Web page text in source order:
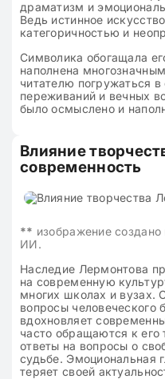
драматизм и
Ведь истинное
категоричностью и
Символика обогащала
наполнена
читателю погружаться
переживаний и вечных
было осмыслено и
Влияние
современность
** изображение
ИИ.
Наследие Лермонтова
на современную
многих школах и вузах.
вопросы человеческого
вдохновляет
часто обращаются к его
ответы на вопросы о
судьбе. Эмоциональная
теряет своей